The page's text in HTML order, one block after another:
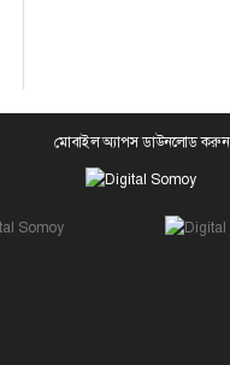
মোবাইল অ্যাপস ডাউনলোড করুন